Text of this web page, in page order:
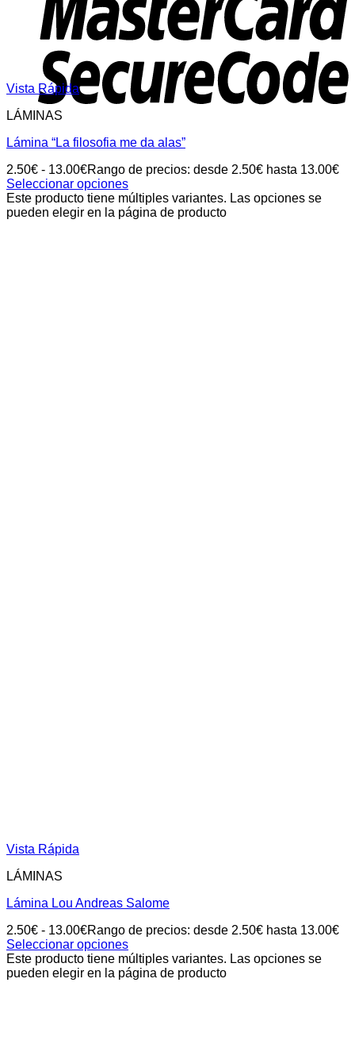
Vista Rápida
LÁMINAS
Lámina “La filosofia me da alas”
2.50€ - 13.00€Rango de precios: desde 2.50€ hasta 13.00€
Seleccionar opciones
Este producto tiene múltiples variantes. Las opciones se
pueden elegir en la página de producto
Vista Rápida
LÁMINAS
Lámina Lou Andreas Salome
2.50€ - 13.00€Rango de precios: desde 2.50€ hasta 13.00€
Seleccionar opciones
Este producto tiene múltiples variantes. Las opciones se
pueden elegir en la página de producto